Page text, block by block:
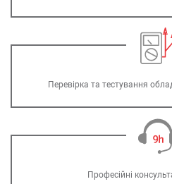
Перевірка та тестування
Професійні